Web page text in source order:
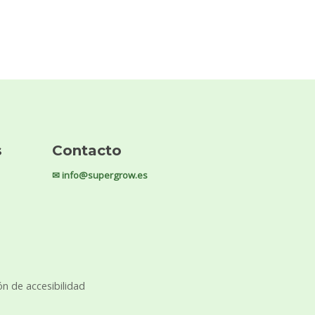
Contacto
✉ info@supergrow.es
de accesibilidad